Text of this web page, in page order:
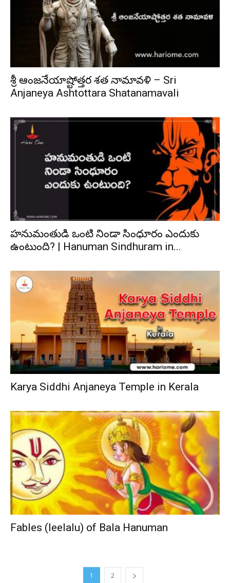
శ్రీ ఆంజనేయాష్టోత్తర శత నామావళి – Sri
Anjaneya Ashtottara Shatanamavali
హనుమంతుడి ఒంటి నిండా సింధూరం ఎందుకు
ఉంటుంది? | Hanuman Sindhuram in...
Karya Siddhi Anjaneya Temple in Kerala
Fables (leelalu) of Bala Hanuman
1 2